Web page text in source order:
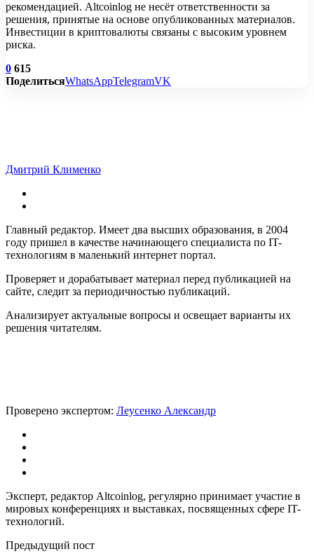
рекомендацией. Altcoinlog не несёт ответственности за
решения, принятые на основе опубликованных материалов.
Инвестиции в криптовалюты связаны с высоким уровнем
риска.
0 615
ПоделитьсяWhatsAppTelegramVK
Дмитрий Клименко
Главный редактор. Имеет два высших образования, в 2004
году пришел в качестве начинающего специалиста по IT-
технологиям в маленький интернет портал.
Проверяет и дорабатывает материал перед публикацией на
сайте, следит за периодичностью публикаций.
Анализирует актуальные вопросы и освещает варианты их
решения читателям.
Проверено экспертом: Леусенко Александр
Эксперт, редактор Altcoinlog, регулярно принимает участие в
мировых конференциях и выставках, посвященных сфере IT-
технологий.
Предыдущий пост